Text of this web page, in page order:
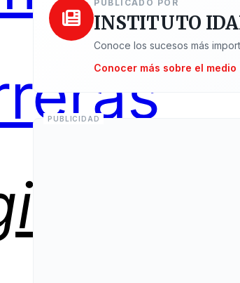
PUBLICADO POR
INSTITUTO
Conoce los sucesos más
Conocer más sobre el